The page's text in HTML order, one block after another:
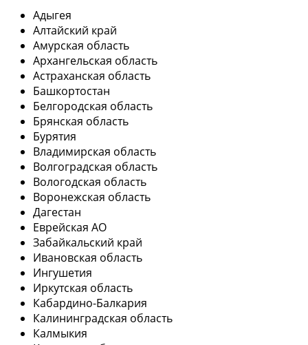
Адыгея
Алтайский край
Амурская область
Архангельская область
Астраханская область
Башкортостан
Белгородская область
Брянская область
Бурятия
Владимирская область
Волгоградская область
Вологодская область
Воронежская область
Дагестан
Еврейская АО
Забайкальский край
Ивановская область
Ингушетия
Иркутская область
Кабардино-Балкария
Калининградская область
Калмыкия